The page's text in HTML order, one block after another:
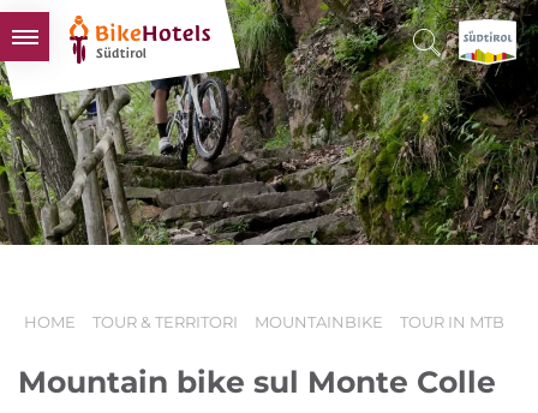
BIKEHOTELS
HOTELS & PACCHETTI
TOUR & TERRITORI
L'ALTO ADIGE & NOI
HOME TOUR & TERRITORI MOUNTAINBIKE TOUR IN MTB
Mountain bike sul Monte Colle